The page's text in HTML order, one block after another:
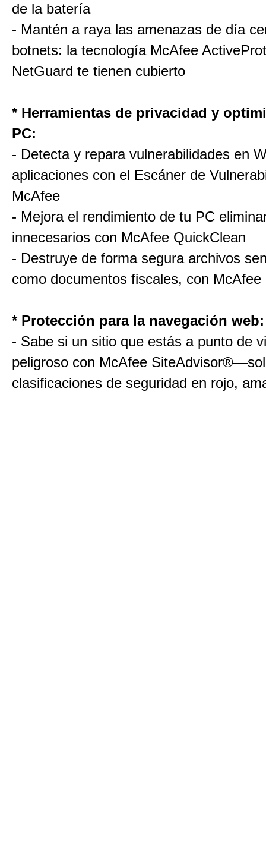
de la batería
- Mantén a raya las amenazas de día
botnets: la tecnología McAfee
NetGuard te tienen cubierto
* Herramientas de privacidad y
PC:
- Detecta y repara vulnerabilidades en
aplicaciones con el Escáner de
McAfee
- Mejora el rendimiento de tu PC
innecesarios con McAfee QuickClean
- Destruye de forma segura archivos
como documentos fiscales, con McAfee
* Protección para la navegación web:
- Sabe si un sitio que estás a punto de
peligroso con McAfee
clasificaciones de seguridad en rojo,